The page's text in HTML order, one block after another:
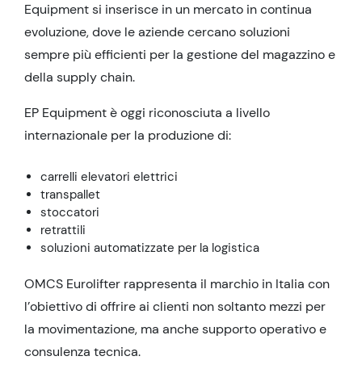
Equipment si inserisce in un mercato in continua
evoluzione, dove le aziende cercano soluzioni
sempre più efficienti per la gestione del magazzino e
della supply chain.
EP Equipment è oggi riconosciuta a livello
internazionale per la produzione di:
carrelli elevatori elettrici
transpallet
stoccatori
retrattili
soluzioni automatizzate per la logistica
OMCS Eurolifter rappresenta il marchio in Italia con
l’obiettivo di offrire ai clienti non soltanto mezzi per
la movimentazione, ma anche supporto operativo e
consulenza tecnica.